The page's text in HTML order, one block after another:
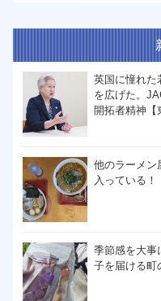
英国に憧れた
を広げた。
開拓者精神【
他のラーメン
入っている！
季節感を大事
子を届ける町